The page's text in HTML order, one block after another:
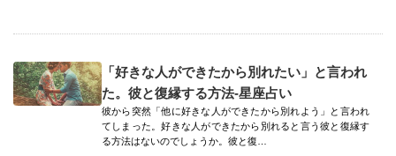
「好きな人ができたから別れたい」と言われ
た。彼と復縁する方法-星座占い
彼から突然「他に好きな人ができたから別れよう」と言われ
てしまった。好きな人ができたから別れると言う彼と復縁す
る方法はないのでしょうか。彼と復…